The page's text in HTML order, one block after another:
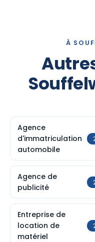
À
Agence
d'immatriculation
automobile
Agence de
publicité
Entreprise de
location de
matériel